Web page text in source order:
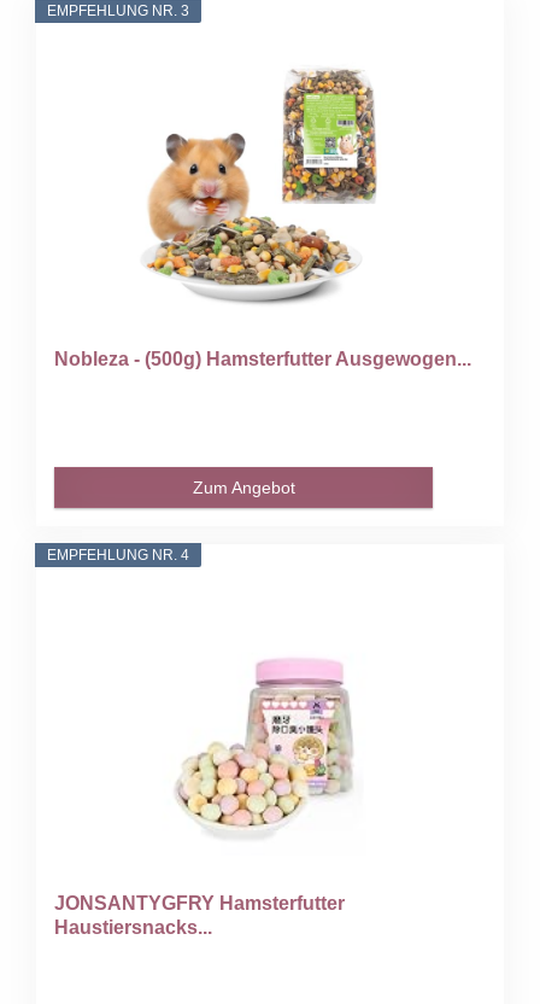
EMPFEHLUNG NR. 3
Nobleza - (500g) Hamsterfutter Ausgewogen...
Zum Angebot
EMPFEHLUNG NR. 4
JONSANTYGFRY Hamsterfutter
Haustiersnacks...